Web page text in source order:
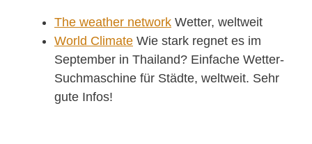
The weather network Wetter, weltweit
World Climate Wie stark regnet es im
September in Thailand? Einfache Wetter-
Suchmaschine für Städte, weltweit. Sehr
gute Infos!